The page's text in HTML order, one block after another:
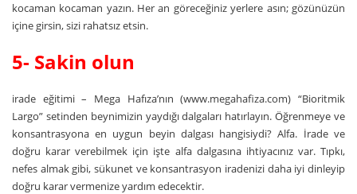
kocaman kocaman yazın. Her an göreceğiniz yerlere asın; gözünüzün
içine girsin, sizi rahatsız etsin.
5- Sakin olun
irade eğitimi – Mega Hafıza’nın (www.megahafiza.com) “Bioritmik
Largo” setinden beynimizin yaydığı dalgaları hatırlayın. Öğrenmeye ve
konsantrasyona en uygun beyin dalgası hangisiydi? Alfa. İrade ve
doğru karar verebilmek için işte alfa dalgasına ihtiyacınız var. Tıpkı,
nefes almak gibi, sükunet ve konsantrasyon iradenizi daha iyi dinleyip
doğru karar vermenize yardım edecektir.